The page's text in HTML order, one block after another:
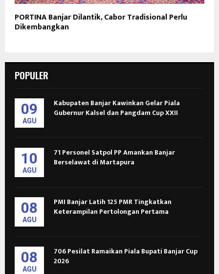
PORTINA Banjar Dilantik, Cabor Tradisional Perlu
Dikembangkan
POPULER
09
AGU
Kabupaten Banjar Kawinkan Gelar Piala
Gubernur Kalsel dan Pangdam Cup XXII
10
AGU
71 Personel Satpol PP Amankan Banjar
Berselawat di Martapura
08
AGU
PMI Banjar Latih 125 PMR Tingkatkan
Keterampilan Pertolongan Pertama
08
AGU
706 Pesilat Ramaikan Piala Bupati Banjar Cup
2026